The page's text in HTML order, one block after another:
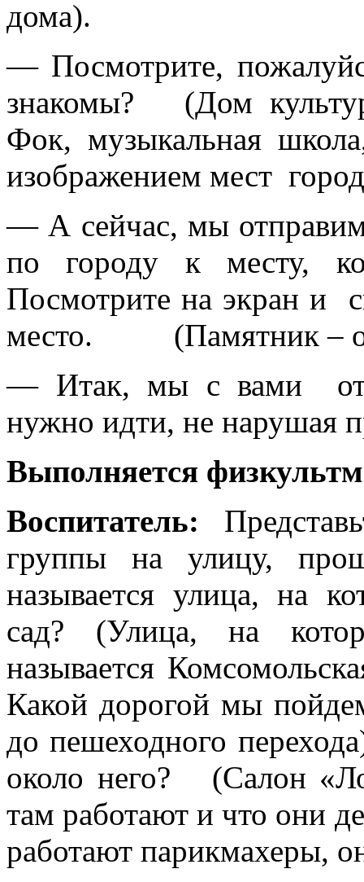
дома).
— Посмотрите,
знакомы? (Дом
Фок, музыкальная
изображением мест
— А сейчас, мы
по городу к месту,
Посмотрите на экран и
место. (Памятник –
— Итак, мы с вами
нужно идти, не нарушая
Выполняется
Воспитатель:
группы на улицу,
называется улица, на
сад? (Улица, на
называется
Какой дорогой мы
до пешеходного
около него? (Салон
там работают и что они
работают парикмахеры,